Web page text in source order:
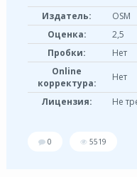
Издатель:
OSM
Оценка:
2,5
Пробки:
Нет
Online
корректура:
Нет
Лицензия: Не
0 5519